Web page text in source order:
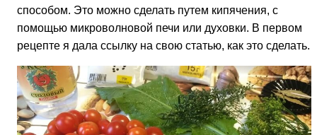
способом. Это можно сделать путем кипячения, с
помощью микроволновой печи или духовки. В первом
рецепте я дала ссылку на свою статью, как это сделать.